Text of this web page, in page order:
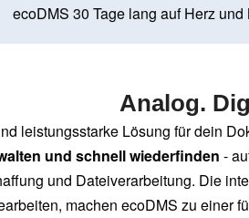
ecoDMS 30 Tage lang auf Herz
Analog.
leistungsstarke Lösung für dein
und schnell wiederfinden -
und Dateiverarbeitung. Die
machen ecoDMS zu